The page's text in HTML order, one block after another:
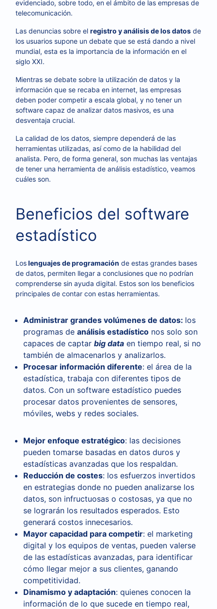
evidenciado, sobre todo, en el ámbito de las empresas de
telecomunicación.
Las denuncias sobre el registro y análisis de los datos de
los usuarios supone un debate que se está dando a nivel
mundial, esta es la importancia de la información en el
siglo XXI.
Mientras se debate sobre la utilización de datos y la
información que se recaba en internet, las empresas
deben poder competir a escala global, y no tener un
software capaz de analizar datos masivos, es una
desventaja crucial.
La calidad de los datos, siempre dependerá de las
herramientas utilizadas, así como de la habilidad del
analista. Pero, de forma general, son muchas las ventajas
de tener una herramienta de análisis estadístico, veamos
cuáles son.
Beneficios del software
estadístico
Loslenguajes de programación de estas grandes bases
de datos, permiten llegar a conclusiones que no podrían
comprenderse sin ayuda digital. Estos son los beneficios
principales de contar con estas herramientas.
Administrar grandes volúmenes de datos: los
programas de análisis estadístico nos solo son
capaces de captar big data en tiempo real, si no
también de almacenarlos y analizarlos.
Procesar información diferente: el área de la
estadística, trabaja con diferentes tipos de
datos. Con un software estadístico puedes
procesar datos provenientes de sensores,
móviles, webs y redes sociales.
Mejor enfoque estratégico: las decisiones
pueden tomarse basadas en datos duros y
estadísticas avanzadas que los respaldan.
Reducción de costes: los esfuerzos invertidos
en estrategias donde no pueden analizarse los
datos, son infructuosas o costosas, ya que no
se lograrán los resultados esperados. Esto
generará costos innecesarios.
Mayor capacidad para competir: el marketing
digital y los equipos de ventas, pueden valerse
de las estadísticas avanzadas, para identificar
cómo llegar mejor a sus clientes, ganando
competitividad.
Dinamismo y adaptación: quienes conocen la
información de lo que sucede en tiempo real,